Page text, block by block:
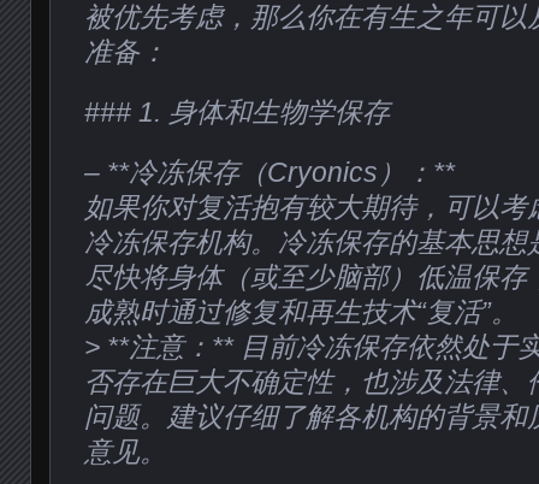
被优先考虑，那么你在有生之年可以
准备：
### 1. 身体和生物学保存
– **冷冻保存（Cryonics）：**
如果你对复活抱有较大期待，可以
冷冻保存机构。冷冻保存的基本思想
尽快将身体（或至少脑部）低温保存
成熟时通过修复和再生技术“复活”。
> **注意：** 目前冷冻保存依然处于
否存在巨大不确定性，也涉及法律、
问题。建议仔细了解各机构的背景和
意见。